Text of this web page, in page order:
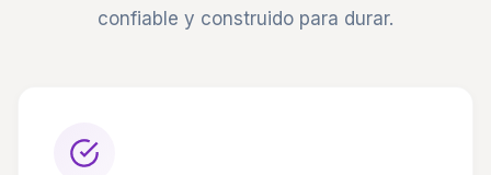
confiable y construido para durar.